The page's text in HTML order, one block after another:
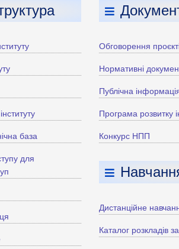
база
для
Обговорення
Нормативні
Публічна
Програма розвитку
Конкурс НПП
Дистанційне
Каталог розкладів